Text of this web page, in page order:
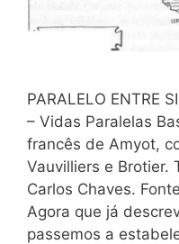
PARALELO ENTRE
– Vidas Paralelas
francês de Amyot,
Vauvilliers e Brotier.
Carlos Chaves.
Agora que já
passemos a